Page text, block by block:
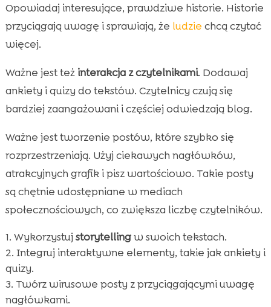
Opowiadaj interesujące, prawdziwe historie. Historie
przyciągają uwagę i sprawiają, że ludzie chcą czytać
więcej.
Ważne jest też interakcja z czytelnikami. Dodawaj
ankiety i quizy do tekstów. Czytelnicy czują się
bardziej zaangażowani i częściej odwiedzają blog.
Ważne jest tworzenie postów, które szybko się
rozprzestrzeniają. Użyj ciekawych nagłówków,
atrakcyjnych grafik i pisz wartościowo. Takie posty
są chętnie udostępniane w mediach
społecznościowych, co zwiększa liczbę czytelników.
Wykorzystuj storytellingw swoich tekstach.
Integruj interaktywne elementy, takie jak ankiety i
quizy.
Twórz wirusowe posty z przyciągającymi uwagę
nagłówkami.